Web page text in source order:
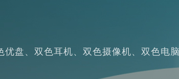
盘、双色耳机、双色摄像机、双色电